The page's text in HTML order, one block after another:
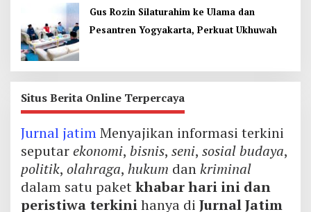
Gus Rozin Silaturahim ke Ulama dan
Pesantren Yogyakarta, Perkuat Ukhuwah
Situs Berita Online Terpercaya
Jurnal jatimMenyajikan informasi terkini
seputarekonomi, bisnis, seni, sosial budaya,
politik, olahraga, hukum dankriminal
dalam satu paketkhabar hari ini dan
peristiwa terkinihanya di Jurnal Jatim